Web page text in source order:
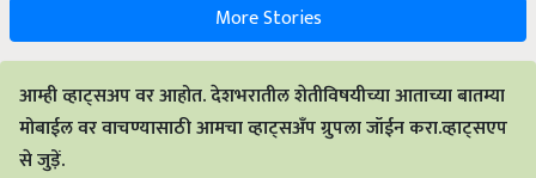
More Stories
आम्ही व्हाट्सअप वर आहोत. देशभरातील शेतीविषयीच्या आताच्या बातम्या
मोबाईल वर वाचण्यासाठी आमचा व्हाट्सअँप ग्रुपला जॉईन करा.व्हाट्सएप
से जुड़ें.